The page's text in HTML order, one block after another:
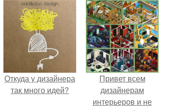
Откуда у дизайнера
так много идей?
Привет всем
дизайнерам
интерьеров и не